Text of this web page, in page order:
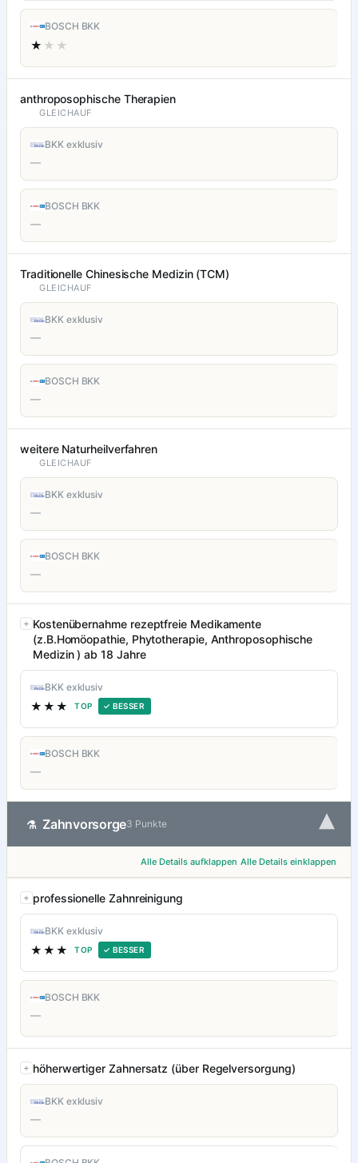
BOSCH BKK
★ ★★
anthroposophische Therapien
GLEICHAUF
BKK exklusiv
—
BOSCH BKK
—
Traditionelle Chinesische Medizin (TCM)
GLEICHAUF
BKK exklusiv
—
BOSCH BKK
—
weitere Naturheilverfahren
GLEICHAUF
BKK exklusiv
—
BOSCH BKK
—
Kostenübernahme rezeptfreie Medikamente
(z.B.Homöopathie, Phytotherapie, Anthroposophische
Medizin ) ab 18 Jahre
BKK exklusiv
★★★ TOP ✓ BESSER
BOSCH BKK
—
⚗ Zahnvorsorge3 Punkte ▾
Alle Details aufklappen Alle Details einklappen
professionelle Zahnreinigung
BKK exklusiv
★★★ TOP ✓ BESSER
BOSCH BKK
—
höherwertiger Zahnersatz (über Regelversorgung)
BKK exklusiv
—